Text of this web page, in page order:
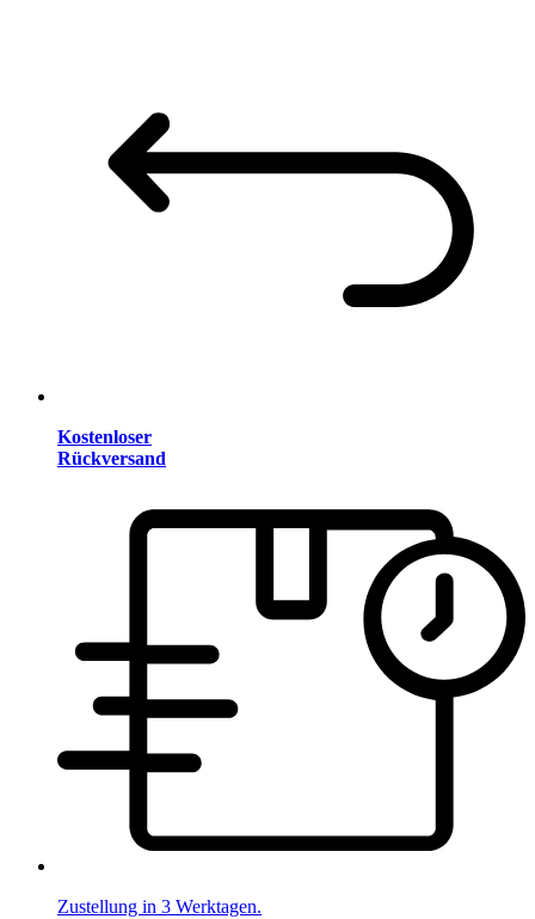
Kostenloser
Rückversand
Zustellung in 3 Werktagen.